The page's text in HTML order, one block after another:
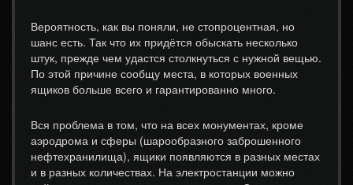
Вероятность, как вы поняли, не стопроцентная, но
шанс есть. Так что их придётся обыскать несколько
штук, прежде чем удастся столкнуться с нужной вещью.
По этой причине сообщу места, в которых военных
ящиков больше всего и гарантированно много.
Вся проблема в том, что на всех монументах, кроме
аэродрома и сферы (шарообразного заброшенного
нефтехранилища), ящики появляются в разных местах
и в разных количествах. На электростанции можно